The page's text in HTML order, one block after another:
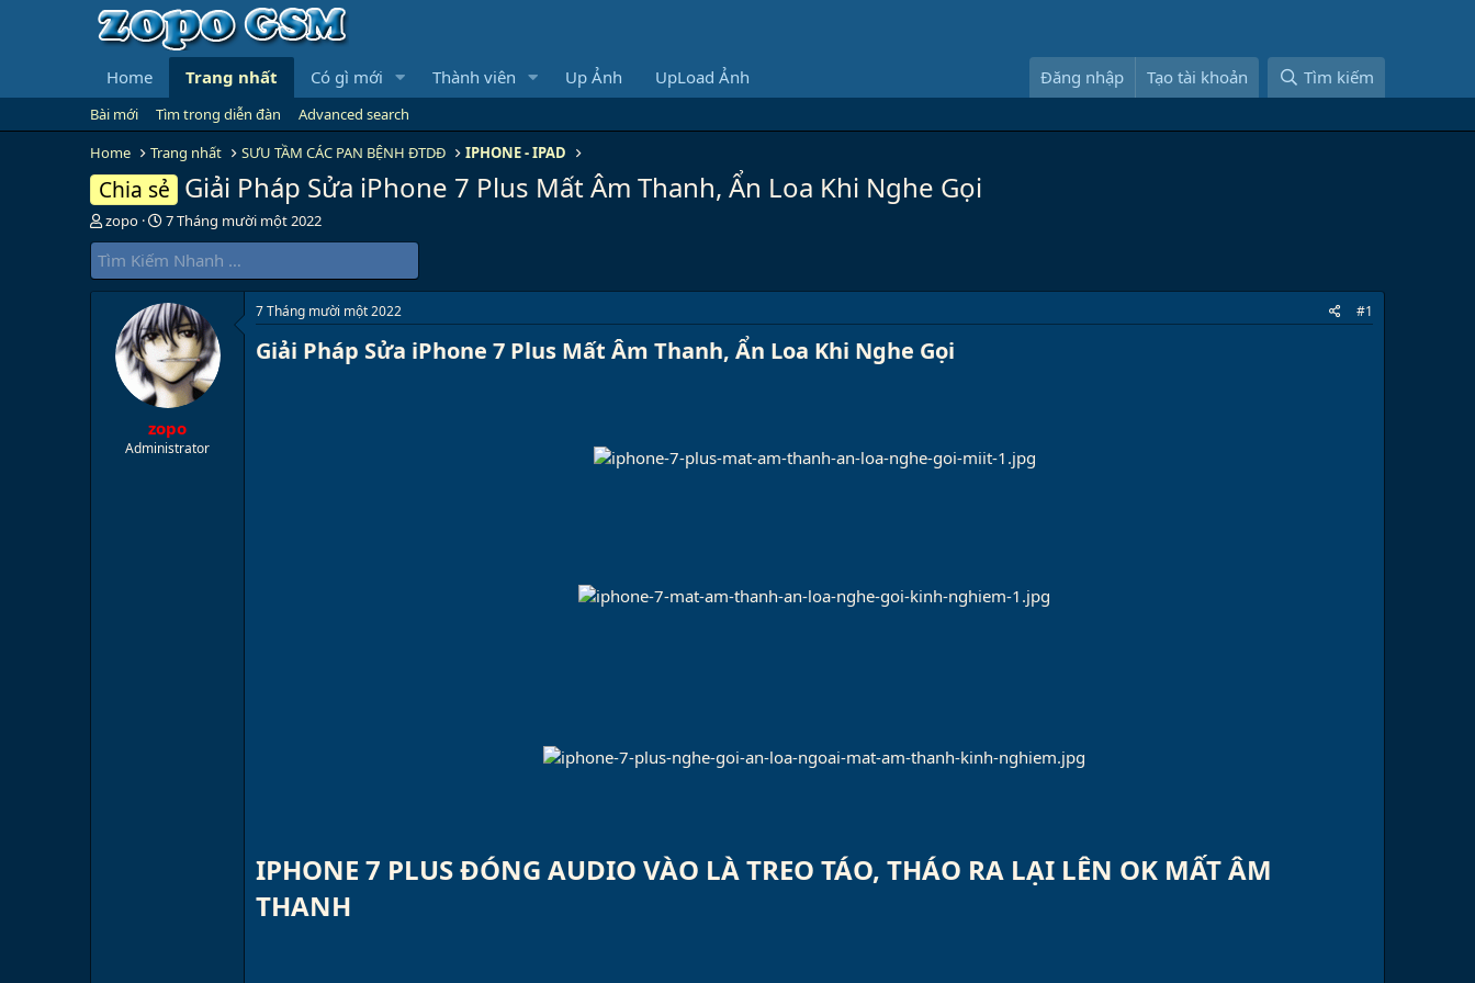
Home Trang nhất Có gì mới Thành viên Up Ảnh UpLoad Ảnh Đăng nhập Tạo tài khoản Tìm kiếm
Bài mới Tìm trong diễn đàn
Advanced search
Home
Trang nhất SƯU TẦM CÁC PAN BỆNH ĐTDĐ IPHONE - IPAD
Chia sẻ Giải Pháp Sửa iPhone 7 Plus Mất Âm Thanh, Ẩn Loa Khi Nghe Gọi
B
ắ
t
đ
ầ
zopo
N
g
à
y
b
ắ
t
đ
ầ
u
7 Tháng mười một 2022
zopo
Administrator
7 Tháng mười một 2022 #1
Giải Pháp Sửa iPhone 7 Plus Mất Âm Thanh, Ẩn Loa Khi Nghe Gọi​
IPHONE 7 PLUS ĐÓNG AUDIO VÀO LÀ TREO TÁO, THÁO RA LẠI LÊN OK MẤT ÂM
THANH​